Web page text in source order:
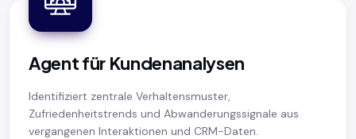
Agent für Kundenanalysen
Identifiziert zentrale Verhaltensmuster,
Zufriedenheitstrends und Abwanderungssignale aus
vergangenen Interaktionen und CRM-Daten.